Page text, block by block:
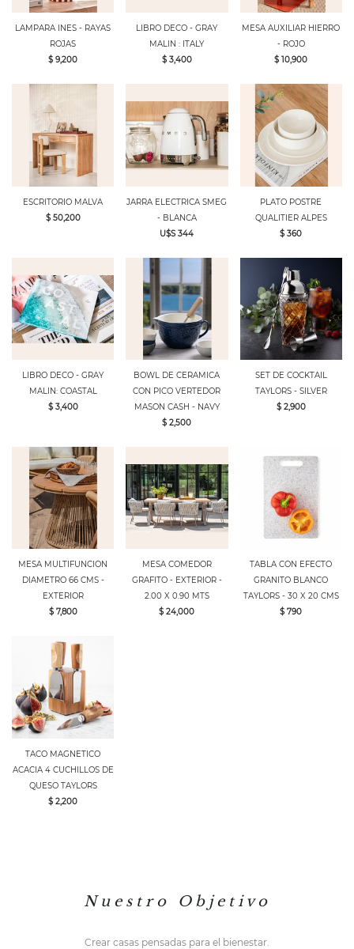
LAMPARA INES - RAYAS
ROJAS
$ 9,200
LIBRO DECO - GRAY
MALIN : ITALY
$ 3,400
MESA AUXILIAR HIERRO
- ROJO
$ 10,900
ESCRITORIO MALVA
$ 50,200
JARRA ELECTRICA SMEG
- BLANCA
U$S 344
PLATO POSTRE
QUALITIER ALPES
$ 360
LIBRO DECO - GRAY
MALIN: COASTAL
$ 3,400
BOWL DE CERAMICA
CON PICO VERTEDOR
MASON CASH - NAVY
$ 2,500
SET DE COCKTAIL
TAYLORS - SILVER
$ 2,900
MESA MULTIFUNCION
DIAMETRO 66 CMS -
EXTERIOR
$ 7,800
MESA COMEDOR
GRAFITO - EXTERIOR -
2.00 X 0.90 MTS
$ 24,000
TABLA CON EFECTO
GRANITO BLANCO
TAYLORS - 30 X 20 CMS
$ 790
TACO MAGNETICO
ACACIA 4 CUCHILLOS DE
QUESO TAYLORS
$ 2,200
N u e s t r o O b j e t i v o
Crear casas pensadas para el bienestar.